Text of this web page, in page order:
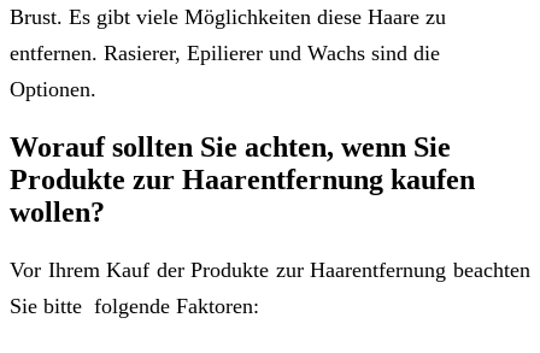
Brust. Es gibt viele Möglichkeiten diese Haare zu
entfernen. Rasierer, Epilierer und Wachs sind die
Optionen.
Worauf sollten Sie achten, wenn Sie
Produkte zur Haarentfernung kaufen
wollen?
Vor Ihrem Kauf der Produkte zur Haarentfernung beachten
Sie bitte folgende Faktoren: